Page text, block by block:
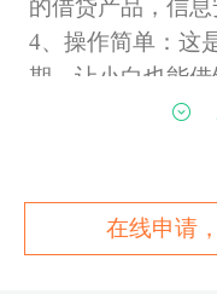
的借贷产品，信息
4、操作简单：这
期，让小白也能借
99随心贷下款
在线申请